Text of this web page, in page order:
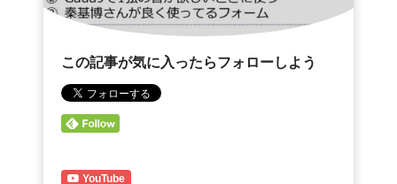
この記事が気に入ったらフォローしよう
YouTube